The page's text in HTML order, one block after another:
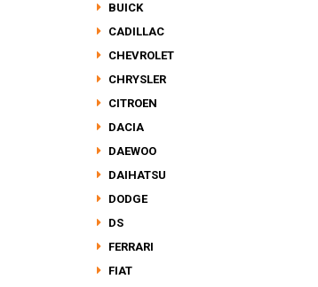
BUICK
CADILLAC
CHEVROLET
CHRYSLER
CITROEN
DACIA
DAEWOO
DAIHATSU
DODGE
DS
FERRARI
FIAT